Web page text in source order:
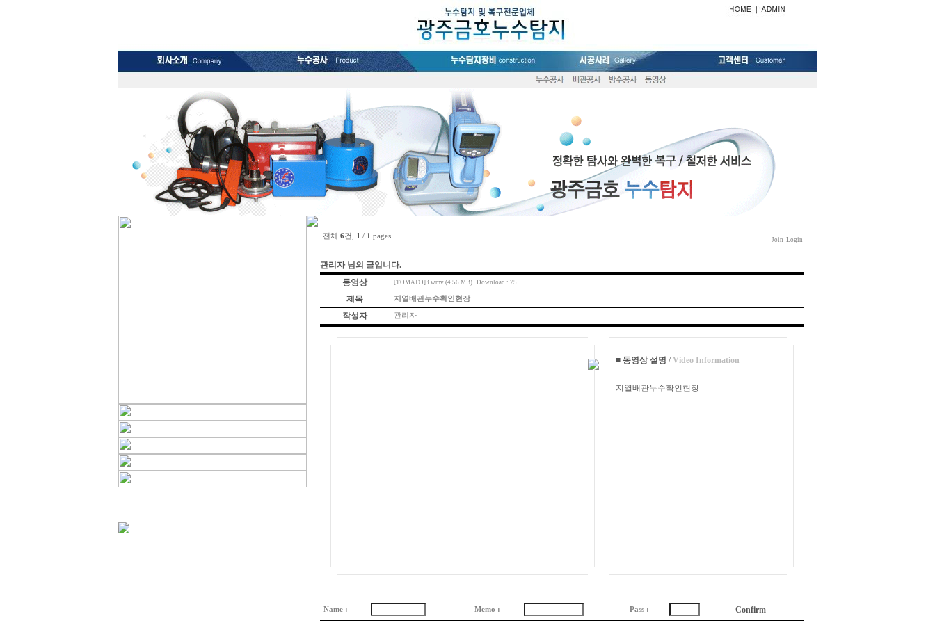
전체 6건, 1 / 1 pages Join Login
관리자님의 글입니다.
동영상
[TOMATO]3.wmv (4.56 MB) Download : 75
제목 지열배관누수확인현장
작성자 관리자
■ 동영상 설명 /Video Information
지열배관누수확인현장
Name : Memo : Pass :